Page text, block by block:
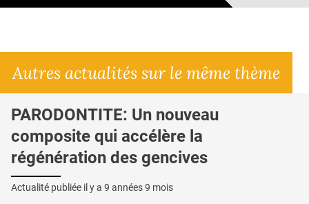
Autres actualités sur le même thème
PARODONTITE: Un nouveau
composite qui accélère la
régénération des gencives
Actualité publiée il y a 9 années 9 mois